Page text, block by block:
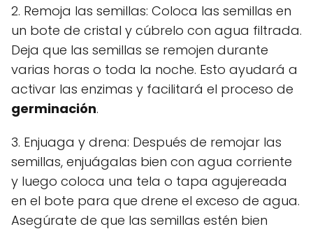
2. Remoja las semillas: Coloca las semillas en
un bote de cristal y cúbrelo con agua filtrada.
Deja que las semillas se remojen durante
varias horas o toda la noche. Esto ayudará a
activar las enzimas y facilitará el proceso de
germinación.
3. Enjuaga y drena: Después de remojar las
semillas, enjuágalas bien con agua corriente
y luego coloca una tela o tapa agujereada
en el bote para que drene el exceso de agua.
Asegúrate de que las semillas estén bien